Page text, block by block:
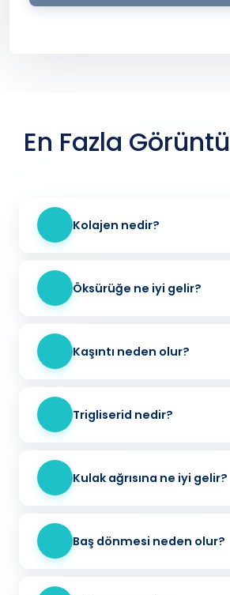
En Fazla
Kolajen nedir?
Öksürüğe ne iyi gelir?
Kaşıntı neden olur?
Trigliserid nedir?
Kulak ağrısına ne iyi gelir?
Baş dönmesi neden olur?